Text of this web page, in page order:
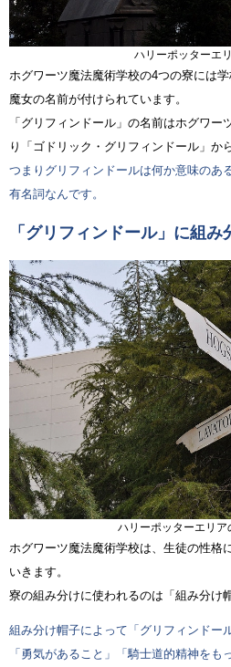
ハリーポッターエ
ホグワーツ魔法魔術学校の4つの寮には
魔女の名前が付けられています。
「グリフィンドール」の名前はホグワー
り「ゴドリック・グリフィンドール」か
つまりグリフィンドールは何か意味のあ
有名詞なんです。
「グリフィンドール」に組
ハリーポッターエリア
ホグワーツ魔法魔術学校は、生徒の性格
いきます。
寮の組み分けに使われるのは「組み分け
組み分け帽子によって「グリフィンドー
「勇気があること」「騎士道的精神をも